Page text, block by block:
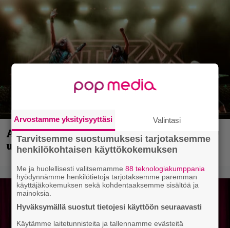
Anthrax vie katsojat keikkatunnelmiin
uudella videollaan
Arvostamme yksityisyyttäsi Valintasi
Tarvitsemme suostumuksesi tarjotaksemme
henkilökohtaisen käyttökokemuksen
Me ja huolellisesti valitsemamme88 teknologiakumppania
hyödynnämme henkilötietoja tarjotaksemme paremman
käyttäjäkokemuksen sekä kohdentaaksemme sisältöä ja
mainoksia.
Hyväksymällä suostut tietojesi käyttöön seuraavasti
Käytämme laitetunnisteita ja tallennamme evästeitä